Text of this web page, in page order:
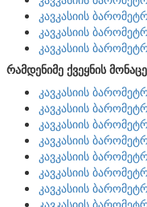
კავკასიის
კავკასიის
კავკასიის
რამდენიმე ქვეყნის
კავკასიის
კავკასიის
კავკასიის
კავკასიის
კავკასიის
კავკასიის
კავკასიის
კავკასიის